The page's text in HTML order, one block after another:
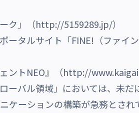
ク」（http://5159289.jp/）
ータルサイト「FINE!（ファイ
ントNEO』（http://
ーバル領域」においては、未
ーションの構築が急務とされ